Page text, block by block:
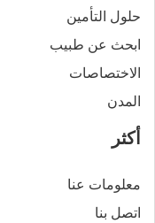
حلول التأمين
ابحث عن طبيب
الاختصاصات
المدن
أكثر
معلومات عنا
اتصل بنا